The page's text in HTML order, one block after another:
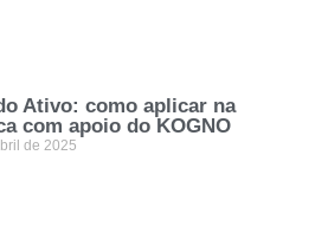
Ativo: como aplicar na
com apoio do KOGNO
de 2025